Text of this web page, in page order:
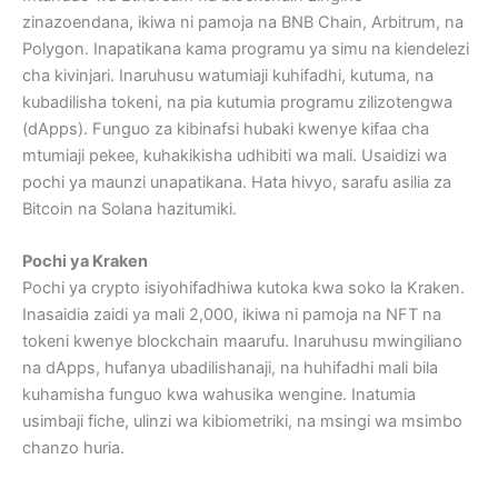
zinazoendana, ikiwa ni pamoja na BNB Chain, Arbitrum, na
Polygon. Inapatikana kama programu ya simu na kiendelezi
cha kivinjari. Inaruhusu watumiaji kuhifadhi, kutuma, na
kubadilisha tokeni, na pia kutumia programu zilizotengwa
(dApps). Funguo za kibinafsi hubaki kwenye kifaa cha
mtumiaji pekee, kuhakikisha udhibiti wa mali. Usaidizi wa
pochi ya maunzi unapatikana. Hata hivyo, sarafu asilia za
Bitcoin na Solana hazitumiki.
Pochi ya Kraken
Pochi ya crypto isiyohifadhiwa kutoka kwa soko la Kraken.
Inasaidia zaidi ya mali 2,000, ikiwa ni pamoja na NFT na
tokeni kwenye blockchain maarufu. Inaruhusu mwingiliano
na dApps, hufanya ubadilishanaji, na huhifadhi mali bila
kuhamisha funguo kwa wahusika wengine. Inatumia
usimbaji fiche, ulinzi wa kibiometriki, na msingi wa msimbo
chanzo huria.